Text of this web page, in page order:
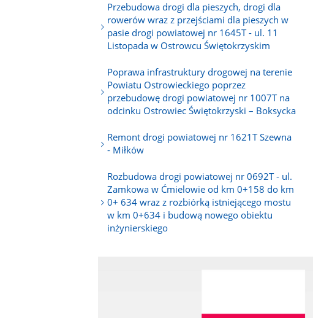
Przebudowa drogi dla pieszych, drogi dla
rowerów wraz z przejściami dla pieszych w
pasie drogi powiatowej nr 1645T - ul. 11
Listopada w Ostrowcu Świętokrzyskim
Poprawa infrastruktury drogowej na terenie
Powiatu Ostrowieckiego poprzez
przebudowę drogi powiatowej nr 1007T na
odcinku Ostrowiec Świętokrzyski – Boksycka
Remont drogi powiatowej nr 1621T Szewna
- Miłków
Rozbudowa drogi powiatowej nr 0692T - ul.
Zamkowa w Ćmielowie od km 0+158 do km
0+ 634 wraz z rozbiórką istniejącego mostu
w km 0+634 i budową nowego obiektu
inżynierskiego